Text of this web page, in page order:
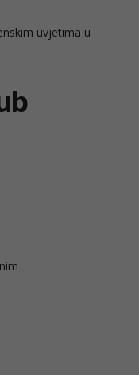
uvjetima u